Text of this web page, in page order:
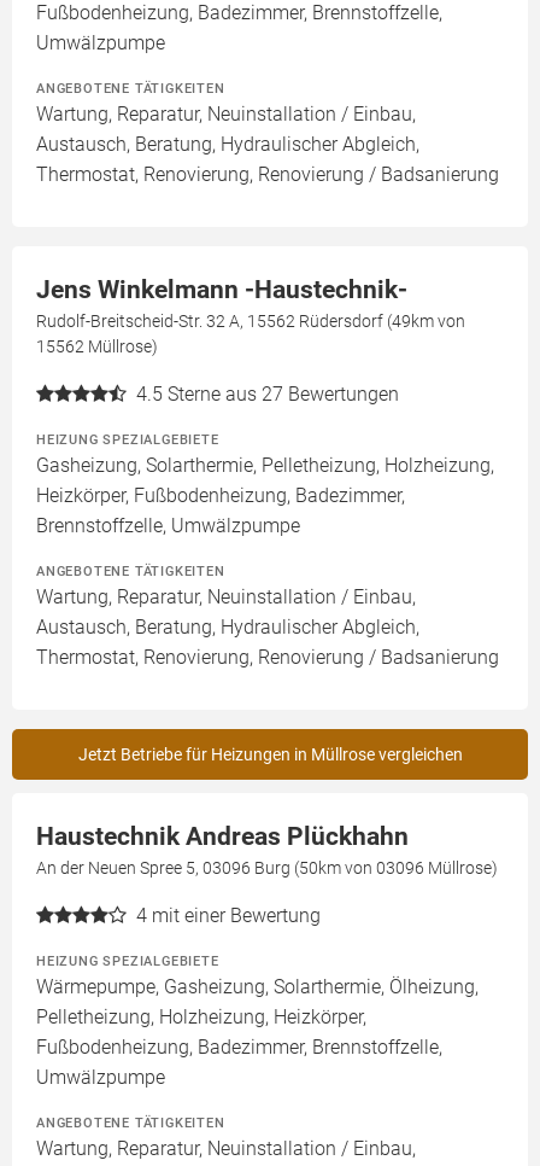
Fußbodenheizung, Badezimmer, Brennstoffzelle,
Umwälzpumpe
ANGEBOTENE TÄTIGKEITEN
Wartung, Reparatur, Neuinstallation / Einbau,
Austausch, Beratung, Hydraulischer Abgleich,
Thermostat, Renovierung, Renovierung / Badsanierung
Jens Winkelmann -Haustechnik-
Rudolf-Breitscheid-Str. 32 A, 15562 Rüdersdorf (49km von
15562 Müllrose)
4.5 Sterne aus 27 Bewertungen
HEIZUNG SPEZIALGEBIETE
Gasheizung, Solarthermie, Pelletheizung, Holzheizung,
Heizkörper, Fußbodenheizung, Badezimmer,
Brennstoffzelle, Umwälzpumpe
ANGEBOTENE TÄTIGKEITEN
Wartung, Reparatur, Neuinstallation / Einbau,
Austausch, Beratung, Hydraulischer Abgleich,
Thermostat, Renovierung, Renovierung / Badsanierung
Jetzt Betriebe für Heizungen in Müllrose vergleichen
Haustechnik Andreas Plückhahn
An der Neuen Spree 5, 03096 Burg (50km von 03096 Müllrose)
4 mit einer Bewertung
HEIZUNG SPEZIALGEBIETE
Wärmepumpe, Gasheizung, Solarthermie, Ölheizung,
Pelletheizung, Holzheizung, Heizkörper,
Fußbodenheizung, Badezimmer, Brennstoffzelle,
Umwälzpumpe
ANGEBOTENE TÄTIGKEITEN
Wartung, Reparatur, Neuinstallation / Einbau,